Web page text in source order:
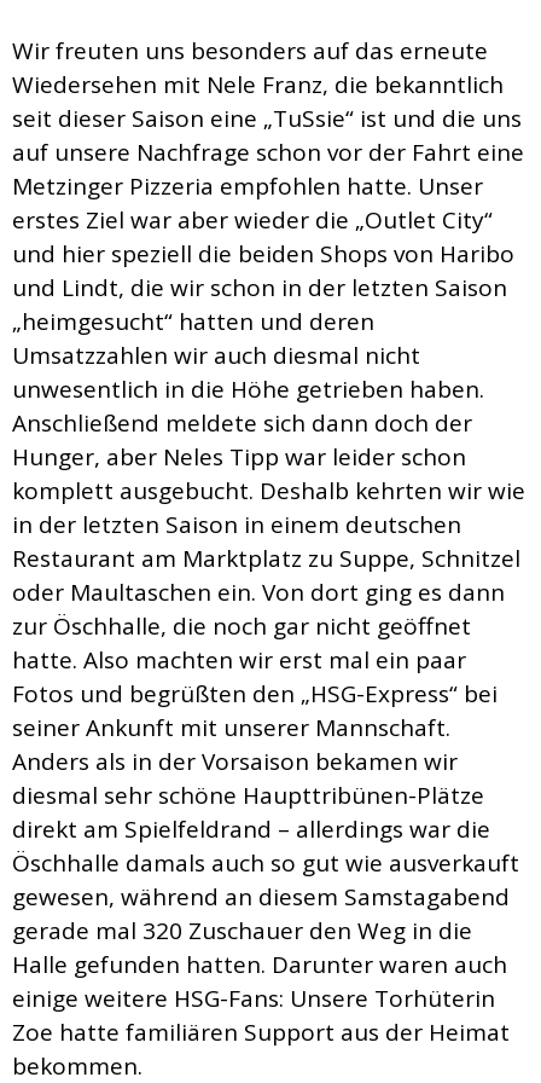
Wir freuten uns besonders auf das erneute
Wiedersehen mit Nele Franz, die bekanntlich
seit dieser Saison eine „TuSsie“ ist und die uns
auf unsere Nachfrage schon vor der Fahrt eine
Metzinger Pizzeria empfohlen hatte. Unser
erstes Ziel war aber wieder die „Outlet City“
und hier speziell die beiden Shops von Haribo
und Lindt, die wir schon in der letzten Saison
„heimgesucht“ hatten und deren
Umsatzzahlen wir auch diesmal nicht
unwesentlich in die Höhe getrieben haben.
Anschließend meldete sich dann doch der
Hunger, aber Neles Tipp war leider schon
komplett ausgebucht. Deshalb kehrten wir wie
in der letzten Saison in einem deutschen
Restaurant am Marktplatz zu Suppe, Schnitzel
oder Maultaschen ein. Von dort ging es dann
zur Öschhalle, die noch gar nicht geöffnet
hatte. Also machten wir erst mal ein paar
Fotos und begrüßten den „HSG-Express“ bei
seiner Ankunft mit unserer Mannschaft.
Anders als in der Vorsaison bekamen wir
diesmal sehr schöne Haupttribünen-Plätze
direkt am Spielfeldrand – allerdings war die
Öschhalle damals auch so gut wie ausverkauft
gewesen, während an diesem Samstagabend
gerade mal 320 Zuschauer den Weg in die
Halle gefunden hatten. Darunter waren auch
einige weitere HSG-Fans: Unsere Torhüterin
Zoe hatte familiären Support aus der Heimat
bekommen.